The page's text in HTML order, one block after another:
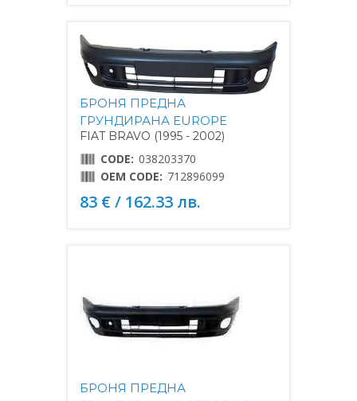
БРОНЯ ПРЕДНА
ГРУНДИРАНА EUROPE
FIAT BRAVO (1995 - 2002)
CODE: 038203370
OEM CODE: 712896099
83 € / 162.33 лв.
БРОНЯ ПРЕДНА